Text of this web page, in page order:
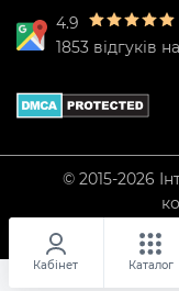
Кабінет Каталог
4.9
1853 відгуків
© 2015-2026